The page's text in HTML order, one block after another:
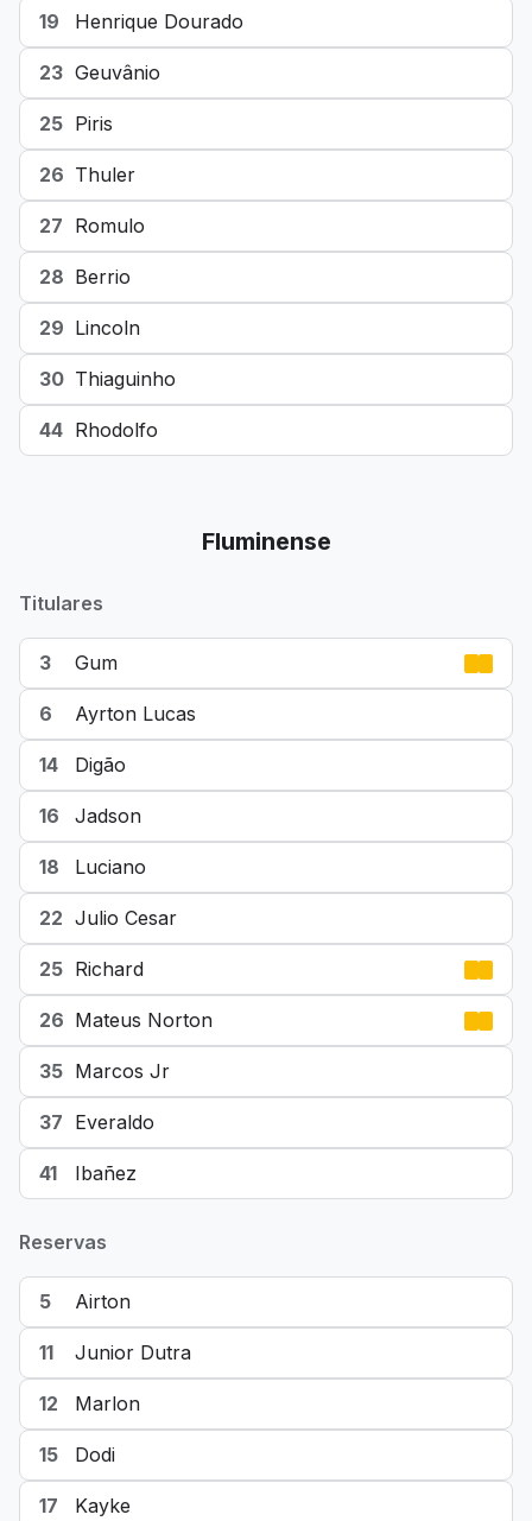
19 Henrique Dourado
23 Geuvânio
25 Piris
26 Thuler
27 Romulo
28 Berrio
29 Lincoln
30 Thiaguinho
44 Rhodolfo
Fluminense
Titulares
3 Gum
6 Ayrton Lucas
14 Digão
16 Jadson
18 Luciano
22 Julio Cesar
25 Richard
26 Mateus Norton
35 Marcos Jr
37 Everaldo
41 Ibañez
Reservas
5 Airton
11 Junior Dutra
12 Marlon
15 Dodi
17 Kayke